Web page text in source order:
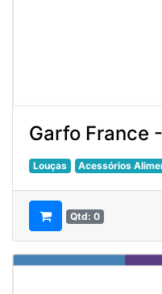
Garfo France
Louças Acessórios
Qtd: 0